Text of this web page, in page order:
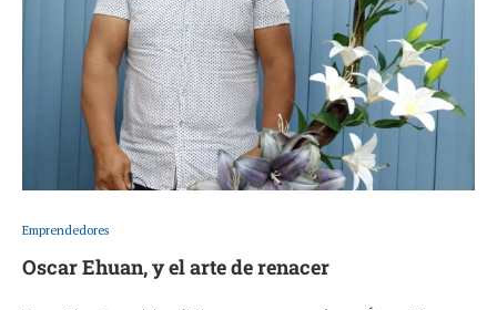
Emprendedores
Oscar Ehuan, y el arte de renacer